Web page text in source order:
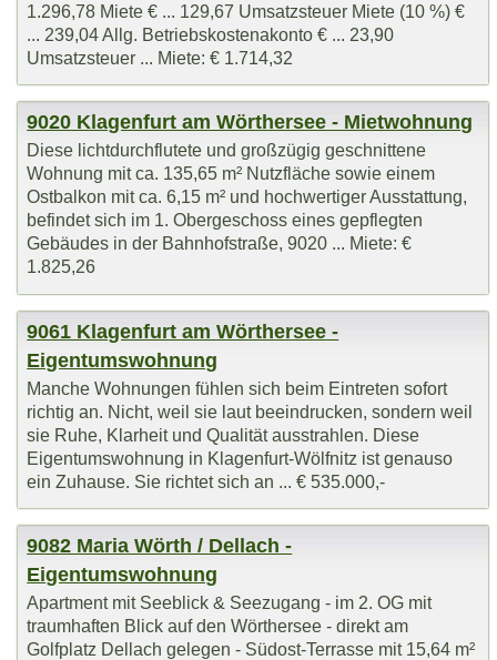
1.296,78 Miete € ... 129,67 Umsatzsteuer Miete (10 %) €
... 239,04 Allg. Betriebskostenakonto € ... 23,90
Umsatzsteuer ... Miete: € 1.714,32
9020 Klagenfurt am Wörthersee - Mietwohnung
Diese lichtdurchflutete und großzügig geschnittene
Wohnung mit ca. 135,65 m² Nutzfläche sowie einem
Ostbalkon mit ca. 6,15 m² und hochwertiger Ausstattung,
befindet sich im 1. Obergeschoss eines gepflegten
Gebäudes in der Bahnhofstraße, 9020 ... Miete: €
1.825,26
9061 Klagenfurt am Wörthersee -
Eigentumswohnung
Manche Wohnungen fühlen sich beim Eintreten sofort
richtig an. Nicht, weil sie laut beeindrucken, sondern weil
sie Ruhe, Klarheit und Qualität ausstrahlen. Diese
Eigentumswohnung in Klagenfurt-Wölfnitz ist genauso
ein Zuhause. Sie richtet sich an ... € 535.000,-
9082 Maria Wörth / Dellach -
Eigentumswohnung
Apartment mit Seeblick & Seezugang - im 2. OG mit
traumhaften Blick auf den Wörthersee - direkt am
Golfplatz Dellach gelegen - Südost-Terrasse mit 15,64 m²